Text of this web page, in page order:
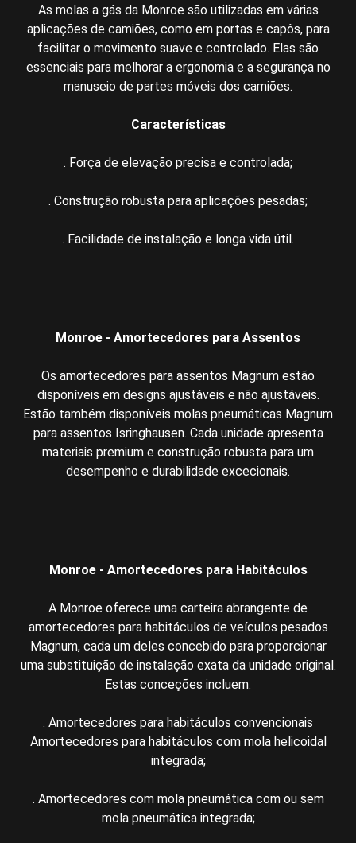
As molas a gás da Monroe são utilizadas em várias
aplicações de camiões, como em portas e capôs, para
facilitar o movimento suave e controlado. Elas são
essenciais para melhorar a ergonomia e a segurança no
manuseio de partes móveis dos camiões.
Características
. Força de elevação precisa e controlada;
. Construção robusta para aplicações pesadas;
. Facilidade de instalação e longa vida útil.
Monroe - Amortecedores para Assentos
Os amortecedores para assentos Magnum estão
disponíveis em designs ajustáveis e não ajustáveis.
Estão também disponíveis molas pneumáticas Magnum
para assentos Isringhausen. Cada unidade apresenta
materiais premium e construção robusta para um
desempenho e durabilidade excecionais.
Monroe - Amortecedores para Habitáculos
A Monroe oferece uma carteira abrangente de
amortecedores para habitáculos de veículos pesados
Magnum, cada um deles concebido para proporcionar
uma substituição de instalação exata da unidade original.
Estas conceções incluem:
. Amortecedores para habitáculos convencionais
Amortecedores para habitáculos com mola helicoidal
integrada;
. Amortecedores com mola pneumática com ou sem
mola pneumática integrada;